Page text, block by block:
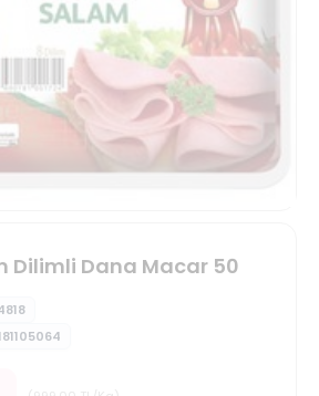
Dilimli Dana Macar 50